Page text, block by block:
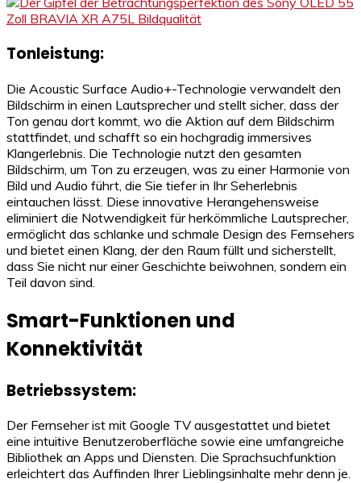
Tonleistung:
Die Acoustic Surface Audio+-Technologie verwandelt den
Bildschirm in einen Lautsprecher und stellt sicher, dass der
Ton genau dort kommt, wo die Aktion auf dem Bildschirm
stattfindet, und schafft so ein hochgradig immersives
Klangerlebnis. Die Technologie nutzt den gesamten
Bildschirm, um Ton zu erzeugen, was zu einer Harmonie von
Bild und Audio führt, die Sie tiefer in Ihr Seherlebnis
eintauchen lässt. Diese innovative Herangehensweise
eliminiert die Notwendigkeit für herkömmliche Lautsprecher,
ermöglicht das schlanke und schmale Design des Fernsehers
und bietet einen Klang, der den Raum füllt und sicherstellt,
dass Sie nicht nur einer Geschichte beiwohnen, sondern ein
Teil davon sind.
Smart-Funktionen und
Konnektivität
Betriebssystem:
Der Fernseher ist mit Google TV ausgestattet und bietet
eine intuitive Benutzeroberfläche sowie eine umfangreiche
Bibliothek an Apps und Diensten. Die Sprachsuchfunktion
erleichtert das Auffinden Ihrer Lieblingsinhalte mehr denn je.